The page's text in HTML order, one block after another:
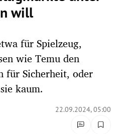
will
für Spielzeug,
wie Temu den
für Sicherheit, oder
kaum.
22.09.2024, 05:00